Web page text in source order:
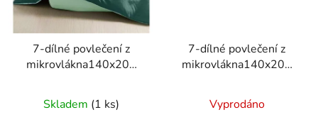
7-dílné povlečení z
mikrovlákna140x200
Skladem (1 ks)
7-dílné povlečení z
mikrovlákna140x200
Vyprodáno